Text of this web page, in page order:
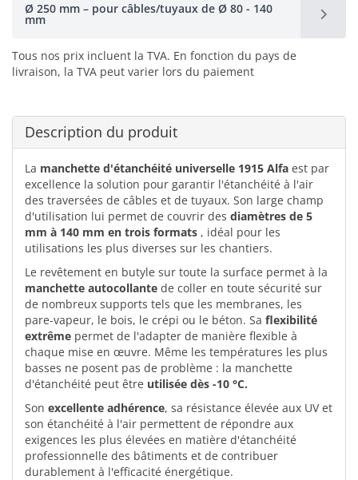
Ø 250 mm – pour câbles/tuyaux de Ø 80 - 140
mm
Tous nos prix incluent la TVA. En fonction du pays de
livraison, la TVA peut varier lors du paiement
Description du produit
La manchette d'étanchéité universelle 1915 Alfa est par
excellence la solution pour garantir l'étanchéité à l'air
des traversées de câbles et de tuyaux. Son large champ
d'utilisation lui permet de couvrir des diamètres de 5
mm à 140 mm en trois formats , idéal pour les
utilisations les plus diverses sur les chantiers.
Le revêtement en butyle sur toute la surface permet à la
manchette autocollante de coller en toute sécurité sur
de nombreux supports tels que les membranes, les
pare-vapeur, le bois, le crépi ou le béton. Sa flexibilité
extrême permet de l'adapter de manière flexible à
chaque mise en œuvre. Même les températures les plus
basses ne posent pas de problème : la manchette
d'étanchéité peut être utilisée dès -10 °C.
Son excellente adhérence, sa résistance élevée aux UV et
son étanchéité à l'air permettent de répondre aux
exigences les plus élevées en matière d'étanchéité
professionnelle des bâtiments et de contribuer
durablement à l'efficacité énergétique.